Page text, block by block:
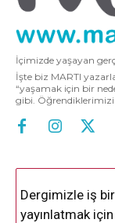
İçimizde yaşayan
İşte biz MARTI
“yaşamak için bir
gibi. Öğrendiklerimizi
Dergimizle iş
yayınlatmak